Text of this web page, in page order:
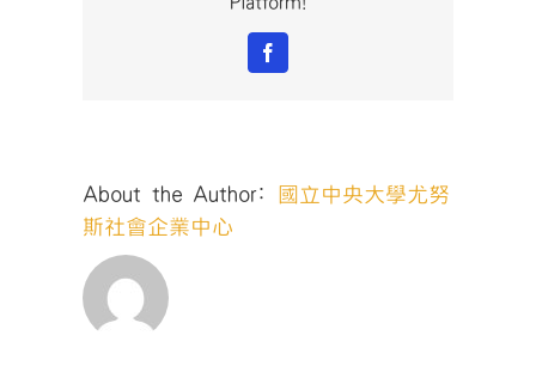
Facebook
About the Author:
國立中央大學尤努
斯社會企業中心